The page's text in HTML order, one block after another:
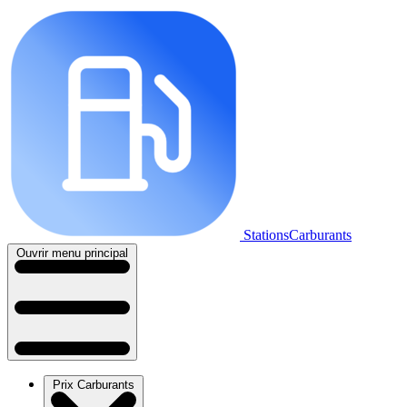
StationsCarburants
Ouvrir menu principal
Prix Carburants